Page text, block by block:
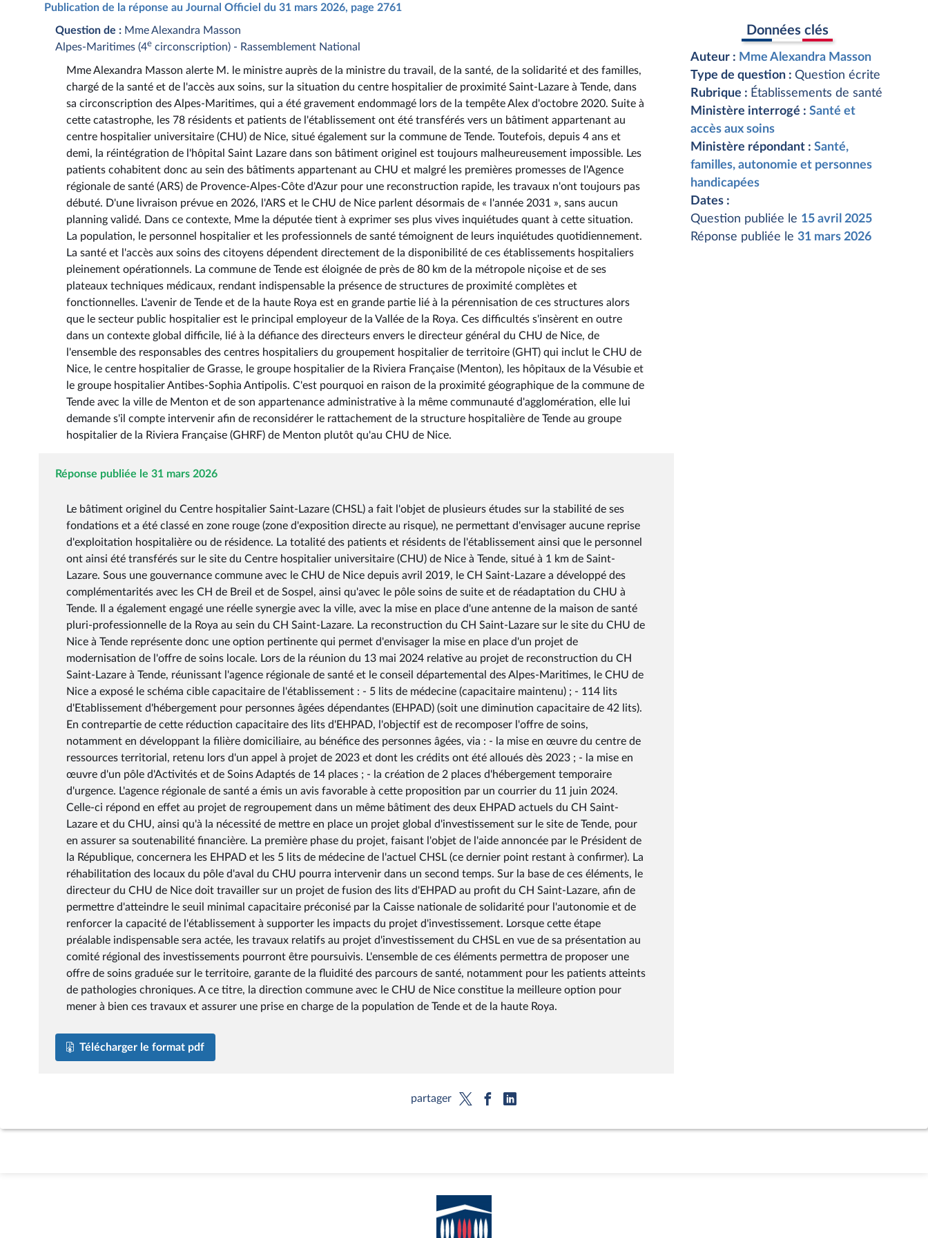
Publication de la réponse au Journal Officiel du 31 mars 2026, page 2761
Question de : Mme Alexandra Masson
Alpes-Maritimes (4e circonscription) - Rassemblement National
Mme Alexandra Masson alerte M. le ministre auprès de la ministre du travail, de la santé, de la solidarité et des familles,
chargé de la santé et de l'accès aux soins, sur la situation du centre hospitalier de proximité Saint-Lazare à Tende, dans
sa circonscription des Alpes-Maritimes, qui a été gravement endommagé lors de la tempête Alex d'octobre 2020. Suite à
cette catastrophe, les 78 résidents et patients de l'établissement ont été transférés vers un bâtiment appartenant au
centre hospitalier universitaire (CHU) de Nice, situé également sur la commune de Tende. Toutefois, depuis 4 ans et
demi, la réintégration de l'hôpital Saint Lazare dans son bâtiment originel est toujours malheureusement impossible. Les
patients cohabitent donc au sein des bâtiments appartenant au CHU et malgré les premières promesses de l'Agence
régionale de santé (ARS) de Provence-Alpes-Côte d'Azur pour une reconstruction rapide, les travaux n'ont toujours pas
débuté. D'une livraison prévue en 2026, l'ARS et le CHU de Nice parlent désormais de « l'année 2031 », sans aucun
planning validé. Dans ce contexte, Mme la députée tient à exprimer ses plus vives inquiétudes quant à cette situation.
La population, le personnel hospitalier et les professionnels de santé témoignent de leurs inquiétudes quotidiennement.
La santé et l'accès aux soins des citoyens dépendent directement de la disponibilité de ces établissements hospitaliers
pleinement opérationnels. La commune de Tende est éloignée de près de 80 km de la métropole niçoise et de ses
plateaux techniques médicaux, rendant indispensable la présence de structures de proximité complètes et
fonctionnelles. L'avenir de Tende et de la haute Roya est en grande partie lié à la pérennisation de ces structures alors
que le secteur public hospitalier est le principal employeur de la Vallée de la Roya. Ces difficultés s'insèrent en outre
dans un contexte global difficile, lié à la défiance des directeurs envers le directeur général du CHU de Nice, de
l'ensemble des responsables des centres hospitaliers du groupement hospitalier de territoire (GHT) qui inclut le CHU de
Nice, le centre hospitalier de Grasse, le groupe hospitalier de la Riviera Française (Menton), les hôpitaux de la Vésubie et
le groupe hospitalier Antibes-Sophia Antipolis. C'est pourquoi en raison de la proximité géographique de la commune de
Tende avec la ville de Menton et de son appartenance administrative à la même communauté d'agglomération, elle lui
demande s'il compte intervenir afin de reconsidérer le rattachement de la structure hospitalière de Tende au groupe
hospitalier de la Riviera Française (GHRF) de Menton plutôt qu'au CHU de Nice.
Réponse publiée le 31 mars 2026
Le bâtiment originel du Centre hospitalier Saint-Lazare (CHSL) a fait l'objet de plusieurs études sur la stabilité de ses
fondations et a été classé en zone rouge (zone d'exposition directe au risque), ne permettant d'envisager aucune reprise
d'exploitation hospitalière ou de résidence. La totalité des patients et résidents de l'établissement ainsi que le personnel
ont ainsi été transférés sur le site du Centre hospitalier universitaire (CHU) de Nice à Tende, situé à 1 km de Saint-
Lazare. Sous une gouvernance commune avec le CHU de Nice depuis avril 2019, le CH Saint-Lazare a développé des
complémentarités avec les CH de Breil et de Sospel, ainsi qu'avec le pôle soins de suite et de réadaptation du CHU à
Tende. Il a également engagé une réelle synergie avec la ville, avec la mise en place d'une antenne de la maison de santé
pluri-professionnelle de la Roya au sein du CH Saint-Lazare. La reconstruction du CH Saint-Lazare sur le site du CHU de
Nice à Tende représente donc une option pertinente qui permet d'envisager la mise en place d'un projet de
modernisation de l'offre de soins locale. Lors de la réunion du 13 mai 2024 relative au projet de reconstruction du CH
Saint-Lazare à Tende, réunissant l'agence régionale de santé et le conseil départemental des Alpes-Maritimes, le CHU de
Nice a exposé le schéma cible capacitaire de l'établissement : - 5 lits de médecine (capacitaire maintenu) ; - 114 lits
d'Etablissement d'hébergement pour personnes âgées dépendantes (EHPAD) (soit une diminution capacitaire de 42 lits).
En contrepartie de cette réduction capacitaire des lits d'EHPAD, l'objectif est de recomposer l'offre de soins,
notamment en développant la filière domiciliaire, au bénéfice des personnes âgées, via : - la mise en œuvre du centre de
ressources territorial, retenu lors d'un appel à projet de 2023 et dont les crédits ont été alloués dès 2023 ; - la mise en
œuvre d'un pôle d'Activités et de Soins Adaptés de 14 places ; - la création de 2 places d'hébergement temporaire
d'urgence. L'agence régionale de santé a émis un avis favorable à cette proposition par un courrier du 11 juin 2024.
Celle-ci répond en effet au projet de regroupement dans un même bâtiment des deux EHPAD actuels du CH Saint-
Lazare et du CHU, ainsi qu'à la nécessité de mettre en place un projet global d'investissement sur le site de Tende, pour
en assurer sa soutenabilité financière. La première phase du projet, faisant l'objet de l'aide annoncée par le Président de
la République, concernera les EHPAD et les 5 lits de médecine de l'actuel CHSL (ce dernier point restant à confirmer). La
réhabilitation des locaux du pôle d'aval du CHU pourra intervenir dans un second temps. Sur la base de ces éléments, le
directeur du CHU de Nice doit travailler sur un projet de fusion des lits d'EHPAD au profit du CH Saint-Lazare, afin de
permettre d'atteindre le seuil minimal capacitaire préconisé par la Caisse nationale de solidarité pour l'autonomie et de
renforcer la capacité de l'établissement à supporter les impacts du projet d'investissement. Lorsque cette étape
préalable indispensable sera actée, les travaux relatifs au projet d'investissement du CHSL en vue de sa présentation au
comité régional des investissements pourront être poursuivis. L'ensemble de ces éléments permettra de proposer une
offre de soins graduée sur le territoire, garante de la fluidité des parcours de santé, notamment pour les patients atteints
de pathologies chroniques. A ce titre, la direction commune avec le CHU de Nice constitue la meilleure option pour
mener à bien ces travaux et assurer une prise en charge de la population de Tende et de la haute Roya.
Télécharger le format pdf
Données clés
Auteur : Mme Alexandra Masson
Type de question : Question écrite
Rubrique : Établissements de santé
Ministère interrogé : Santé et
accès aux soins
Ministère répondant : Santé,
familles, autonomie et personnes
handicapées
Dates :
Question publiée le 15 avril 2025
Réponse publiée le 31 mars 2026
partager